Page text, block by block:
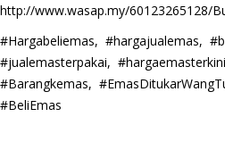
http://www.wasap.my/60123265128/
#Hargabeliemas, #hargajualemas,
#jualemasterpakai,
#Barangkemas,
#BeliEmas